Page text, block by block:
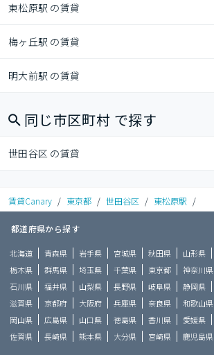
東松原駅 の賃貸
梅ヶ丘駅 の賃貸
明大前駅 の賃貸
同じ市区町村 で探す
世田谷区 の賃貸
賃貸Canary / 東京都 / 世田谷区 / 東松原駅 /
都道府県から探す
北海道 青森県 岩手県 宮城県 秋田県 山形県
栃木県
群馬県 埼玉県 千葉県 東京都 神奈川県
石川県
福井県 山梨県 長野県 岐阜県 静岡県
滋賀県
京都府 大阪府 兵庫県 奈良県 和歌山県
岡山県
広島県 山口県 徳島県 香川県 愛媛県
佐賀県
長崎県 熊本県 大分県 宮崎県 鹿児島県